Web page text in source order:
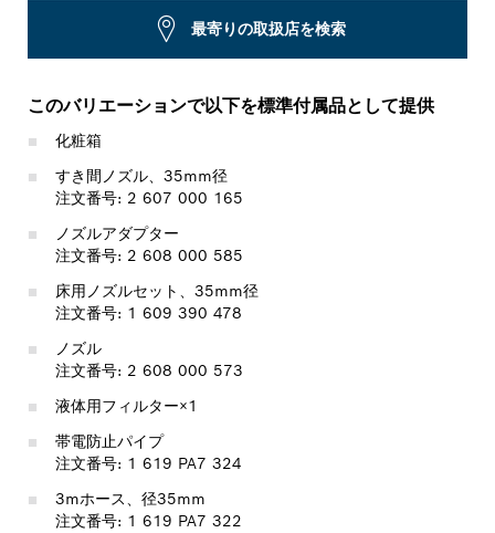
最寄りの取扱店を検索
このバリエーションで以下を標準付属品として提供
化粧箱
すき間ノズル、35mm径
注文番号: 2 607 000 165
ノズルアダプター
注文番号: 2 608 000 585
床用ノズルセット、35mm径
注文番号: 1 609 390 478
ノズル
注文番号: 2 608 000 573
液体用フィルター×1
帯電防止パイプ
注文番号: 1 619 PA7 324
3mホース、径35mm
注文番号: 1 619 PA7 322